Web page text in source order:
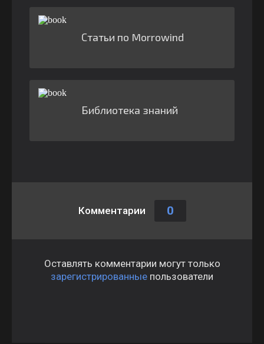
Статьи по Morrowind
Библиотека знаний
Комментарии 0
Оставлять комментарии могут только
зарегистрированные пользователи